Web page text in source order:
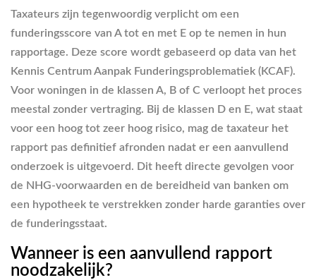
Taxateurs zijn tegenwoordig verplicht om een
funderingsscore van A tot en met E op te nemen in hun
rapportage. Deze score wordt gebaseerd op data van het
Kennis Centrum Aanpak Funderingsproblematiek (KCAF).
Voor woningen in de klassen A, B of C verloopt het proces
meestal zonder vertraging. Bij de klassen D en E, wat staat
voor een hoog tot zeer hoog risico, mag de taxateur het
rapport pas definitief afronden nadat er een aanvullend
onderzoek is uitgevoerd. Dit heeft directe gevolgen voor
de NHG-voorwaarden en de bereidheid van banken om
een hypotheek te verstrekken zonder harde garanties over
de funderingsstaat.
Wanneer is een aanvullend rapport
noodzakelijk?